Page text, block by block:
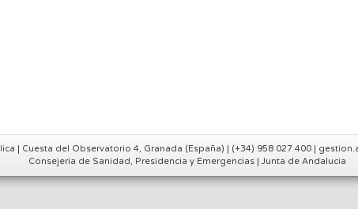
| Cuesta del Observatorio 4, Granada (España) | (+34) 958 027 400 |
Consejería de Sanidad, Presidencia y Emergencias | Junta de Andalucía